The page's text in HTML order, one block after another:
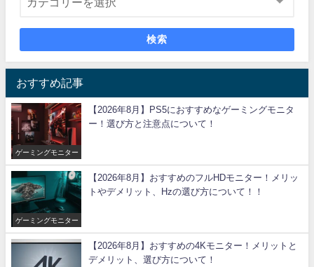
検索
おすすめ記事
ゲーミングモニター
【2026年8月】PS5におすすめなゲーミングモニタ
ー！選び方と注意点について！
ゲーミングモニター
【2026年8月】おすすめのフルHDモニター！メリッ
トやデメリット、Hzの選び方について！！
【2026年8月】おすすめの4Kモニター！メリットと
デメリット、選び方について！